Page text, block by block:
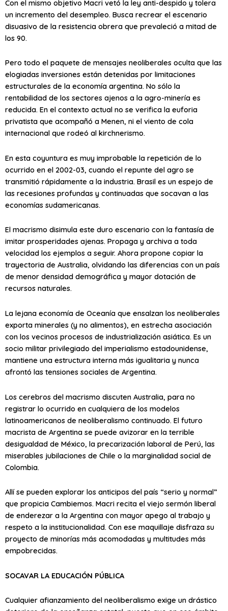
Con el mismo objetivo Macri vetó la ley anti-despido y tolera
un incremento del desempleo. Busca recrear el escenario
disuasivo de la resistencia obrera que prevaleció a mitad de
los 90.
Pero todo el paquete de mensajes neoliberales oculta que las
elogiadas inversiones están detenidas por limitaciones
estructurales de la economía argentina. No sólo la
rentabilidad de los sectores ajenos a la agro-minería es
reducida. En el contexto actual no se verifica la euforia
privatista que acompañó a Menen, ni el viento de cola
internacional que rodeó al kirchnerismo.
En esta coyuntura es muy improbable la repetición de lo
ocurrido en el 2002-03, cuando el repunte del agro se
transmitió rápidamente a la industria. Brasil es un espejo de
las recesiones profundas y continuadas que socavan a las
economías sudamericanas.
El macrismo disimula este duro escenario con la fantasía de
imitar prosperidades ajenas. Propaga y archiva a toda
velocidad los ejemplos a seguir. Ahora propone copiar la
trayectoria de Australia, olvidando las diferencias con un país
de menor densidad demográfica y mayor dotación de
recursos naturales.
La lejana economía de Oceanía que ensalzan los neoliberales
exporta minerales (y no alimentos), en estrecha asociación
con los vecinos procesos de industrialización asiática. Es un
socio militar privilegiado del imperialismo estadounidense,
mantiene una estructura interna más igualitaria y nunca
afrontó las tensiones sociales de Argentina.
Los cerebros del macrismo discuten Australia, para no
registrar lo ocurrido en cualquiera de los modelos
latinoamericanos de neoliberalismo continuado. El futuro
macrista de Argentina se puede avizorar en la terrible
desigualdad de México, la precarización laboral de Perú, las
miserables jubilaciones de Chile o la marginalidad social de
Colombia.
Allí se pueden explorar los anticipos del país “serio y normal”
que propicia Cambiemos. Macri recita el viejo sermón liberal
de enderezar a la Argentina con mayor apego al trabajo y
respeto a la institucionalidad. Con ese maquillaje disfraza su
proyecto de minorías más acomodadas y multitudes más
empobrecidas.
SOCAVAR LA EDUCACIÓN PÚBLICA
Cualquier afianzamiento del neoliberalismo exige un drástico